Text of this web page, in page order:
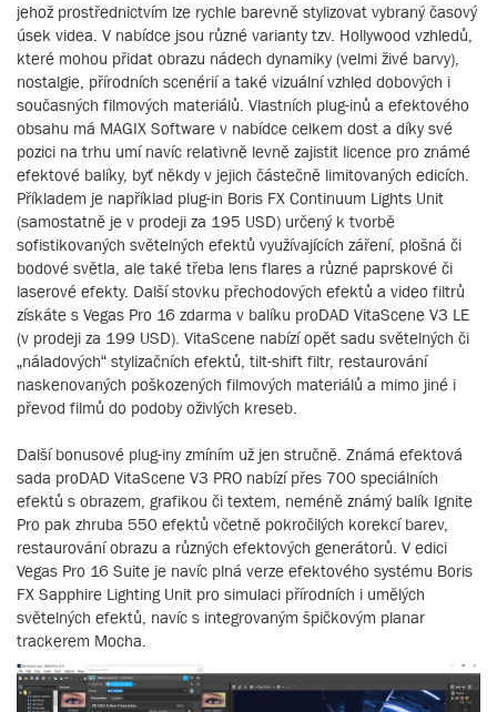
jehož prostřednictvím lze rychle barevně stylizovat vybraný časový
úsek videa. V nabídce jsou různé varianty tzv. Hollywood vzhledů,
které mohou přidat obrazu nádech dynamiky (velmi živé barvy),
nostalgie, přírodních scenérií a také vizuální vzhled dobových i
současných filmových materiálů. Vlastních plug-inů a efektového
obsahu má MAGIX Software v nabídce celkem dost a díky své
pozici na trhu umí navíc relativně levně zajistit licence pro známé
efektové balíky, byť někdy v jejich částečně limitovaných edicích.
Příkladem je například plug-in Boris FX Continuum Lights Unit
(samostatně je v prodeji za 195 USD) určený k tvorbě
sofistikovaných světelných efektů využívajících záření, plošná či
bodové světla, ale také třeba lens flares a různé paprskové či
laserové efekty. Další stovku přechodových efektů a video filtrů
získáte s Vegas Pro 16 zdarma v balíku proDAD VitaScene V3 LE
(v prodeji za 199 USD). VitaScene nabízí opět sadu světelných či
„náladových“ stylizačních efektů, tilt-shift filtr, restaurování
naskenovaných poškozených filmových materiálů a mimo jiné i
převod filmů do podoby oživlých kreseb.
Další bonusové plug-iny zmíním už jen stručně. Známá efektová
sada proDAD VitaScene V3 PRO nabízí přes 700 speciálních
efektů s obrazem, grafikou či textem, neméně známý balík Ignite
Pro pak zhruba 550 efektů včetně pokročilých korekcí barev,
restaurování obrazu a různých efektových generátorů. V edici
Vegas Pro 16 Suite je navíc plná verze efektového systému Boris
FX Sapphire Lighting Unit pro simulaci přírodních i umělých
světelných efektů, navíc s integrovaným špičkovým planar
trackerem Mocha.